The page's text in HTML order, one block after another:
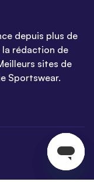
depuis plus de
la rédaction de
sites de
Sportswear.